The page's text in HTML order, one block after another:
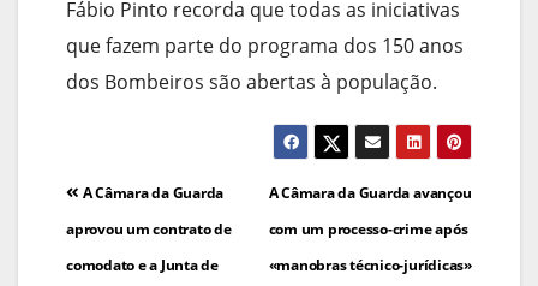
Fábio Pinto recorda que todas as iniciativas
que fazem parte do programa dos 150 anos
dos Bombeiros são abertas à população.
Navegação
de
A Câmara da Guarda avançou
com um processo-crime após
«manobras técnico-jurídicas»
A Câmara da Guarda
aprovou um contrato de
comodato e a Junta de